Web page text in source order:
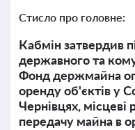
Стисло про головне:
Кабмін затвердив
державного та
Фонд держмайна
оренду об'єктів у
Чернівцях,
передачу майна в